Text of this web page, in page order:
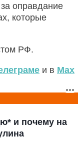
оправдание
которые
РФ.
и в Max
и почему на